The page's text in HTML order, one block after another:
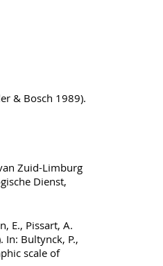
& Bosch 1989).
Zuid-Limburg
Dienst,
E., Pissart, A.
Bultynck, P.,
scale of